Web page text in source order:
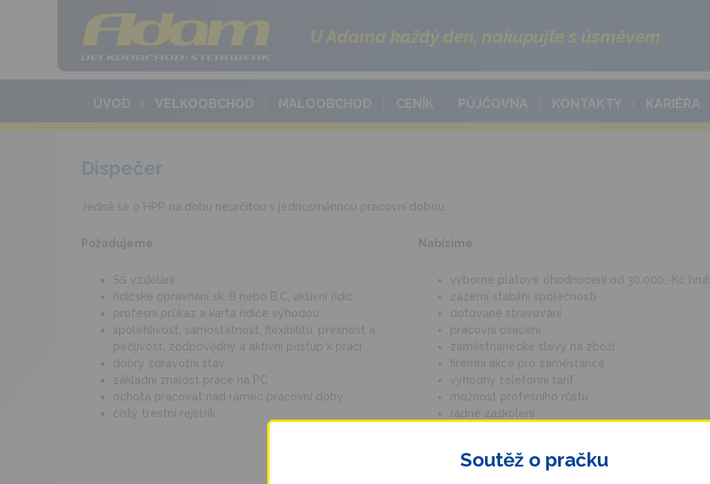
U Adama každý den, nakupujte s úsměvem
ÚVOD VELKOOBCHOD MALOOBCHOD CENÍK PŮJČOVNA KONTAKTY KARIÉRA
Dispečer
Jedná se o HPP na dobu neurčitou s jednosměnnou pracovní dobou.
Požadujeme
SŠ vzdělání
řidičské oprávnění sk. B nebo B,C, aktivní řidič
profesní průkaz a karta řidiče výhodou
spolehlivost, samostatnost, flexibilitu, přesnost a
pečlivost, zodpovědný a aktivní přístup k práci
dobrý zdravotní stav
základní znalost práce na PC
ochota pracovat nad rámec pracovní doby
čistý trestní rejstřík.
Nabízíme
výborné platové ohodnocení od 30.000,-Kč
zázemí stabilní společnosti
dotované stravování
pracovní ošacení
zaměstnanecké slevy na zboží
firemní akce pro zaměstance
výhodný telefonní tarif
možnost profesního růstu
řádné zaškolení
Soutěž o pračku